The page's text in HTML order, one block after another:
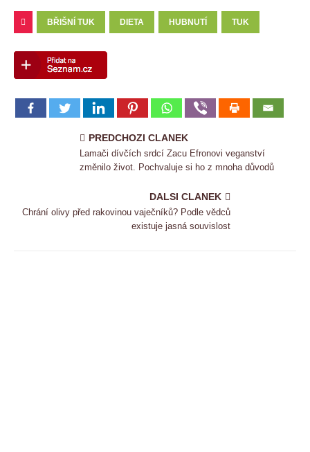
BŘIŠNÍ TUK DIETA HUBNUTÍ TUK
PREDCHOZI CLANEK
Lamači dívčích srdcí Zacu Efronovi veganství
změnilo život. Pochvaluje si ho z mnoha důvodů
DALSI CLANEK
Chrání olivy před rakovinou vaječníků? Podle vědců
existuje jasná souvislost